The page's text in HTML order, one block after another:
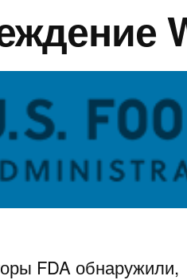
FDA обнаружили,